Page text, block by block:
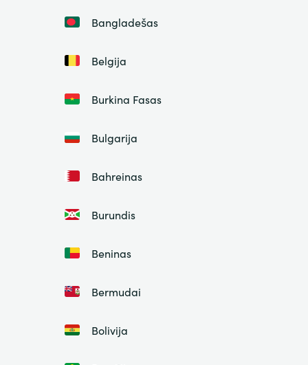
Bangladešas
Belgija
Burkina Fasas
Bulgarija
Bahreinas
Burundis
Beninas
Bermudai
Bolivija